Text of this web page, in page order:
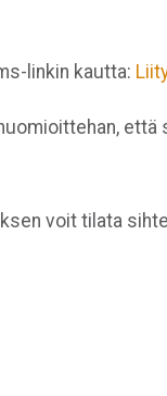
linkin kautta:
voit tilata